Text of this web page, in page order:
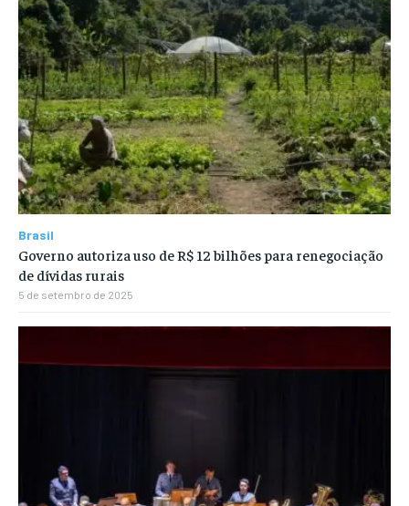
Brasil
Governo autoriza uso de R$ 12 bilhões para renegociação
de dívidas rurais
5 de setembro de 2025